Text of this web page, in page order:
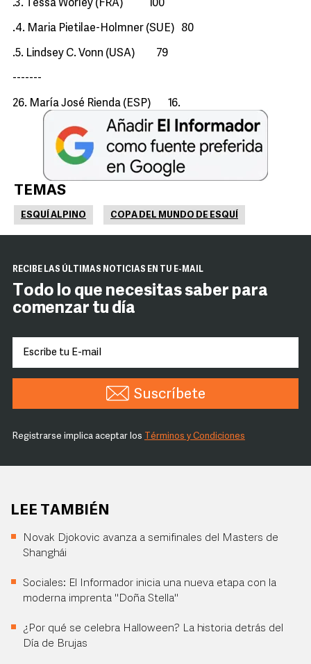
.3. Tessa Worley (FRA) 100
.4. Maria Pietilae-Holmner (SUE) 80
.5. Lindsey C. Vonn (USA) 79
-------
26. María José Rienda (ESP) 16.
TEMAS
ESQUÍ ALPINO COPA DEL MUNDO DE ESQUÍ
RECIBE LAS ÚLTIMAS NOTICIAS EN TU E-MAIL
Todo lo que necesitas saber para
comenzar tu día
Suscríbete
Registrarse implica aceptar los Términos y Condiciones
LEE TAMBIÉN
Novak Djokovic avanza a semifinales del Masters de
Shanghái
Sociales: El Informador inicia una nueva etapa con la
moderna imprenta "Doña Stella"
¿Por qué se celebra Halloween? La historia detrás del
Día de Brujas